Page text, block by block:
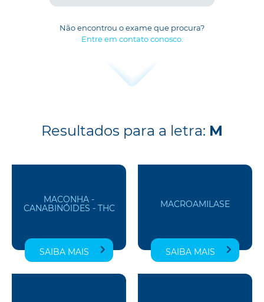
Não encontrou o exame que procura?
Entre em contato conosco.
Resultados para a letra: M
MACONHA -
CANABINÓIDES - THC
SAIBA MAIS
MACROAMILASE
SAIBA MAIS